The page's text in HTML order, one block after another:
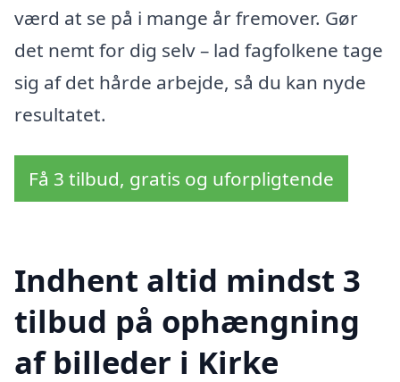
værd at se på i mange år fremover. Gør
det nemt for dig selv – lad fagfolkene tage
sig af det hårde arbejde, så du kan nyde
resultatet.
Få 3 tilbud, gratis og uforpligtende
Indhent altid mindst 3
tilbud på ophængning
af billeder i Kirke